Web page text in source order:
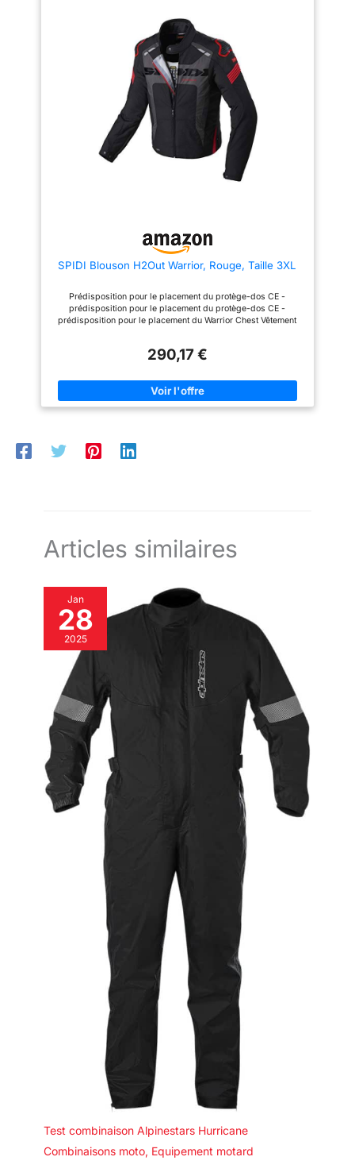
prédisposition pour
doublure thermique -
zip imperméable
pour L identification nocturne
Intérieur qui peut être utilisé
comme blouson -poches
externes imperméables -
Aérations -systèm pour attacher
la veste aux pantalons -
fermeture éclair qui assemble la
veste et le pantalon Fermeture
réglable au niveau de la taille -
protections certifiées CE
amovibles force Tech en 1621- 1:
pour L identification nocturne
Intérieur qui peut être utilisé
comme blouson -poches
externes imperméables -
Aérations -systèm pour attacher
la veste aux pantalons -
fermeture éclair qui assemble la
veste et le pantalon Fermeture
réglable au niveau de la taille -
protections certifiées CE
amovibles force Tech en 1621- 1:
2012 épaules et coudes -
prédisposition pour doublure
SPIDI Blouson H2Out Warrior, Rouge, Taille 3XL
Prédisposition pour le placement du protège-dos CE -
prédisposition pour le placement du protège-dos CE -
prédisposition pour le placement du Warrior Chest Vêtement
L63 homme Tissu tactel à haute ténacité, à très haute
très haute résistance à L abrasion -parties en reflex pour L
identification nocturne Intérieur qui peut être utilisé comme
blouson -poches externes imperméables -Aérations -systèm
1621- 1: 2012 épaules et coudes -prédisposition pour doublure
290,17 €
Articles similaires
Jan
28
2025
Test combinaison Alpinestars Hurricane
Combinaisons moto, Equipement motard